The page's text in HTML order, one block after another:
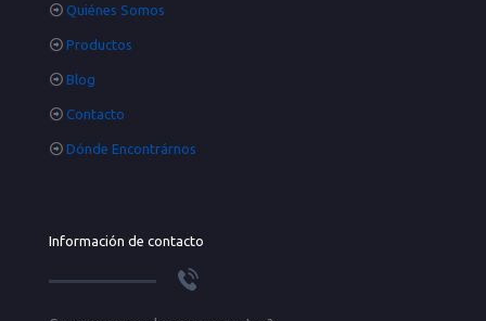
Quiénes Somos
Productos
Blog
Contacto
Dónde Encontrárnos
Información de contacto